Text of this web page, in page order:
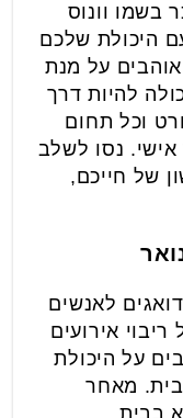
בשמו וונוס
היכולת שלכם
על מנת
להיות דרך
וכל תחום
נסו לשלב
של חייכם,
לאנשים
אירועים
על היכולת
מאחר